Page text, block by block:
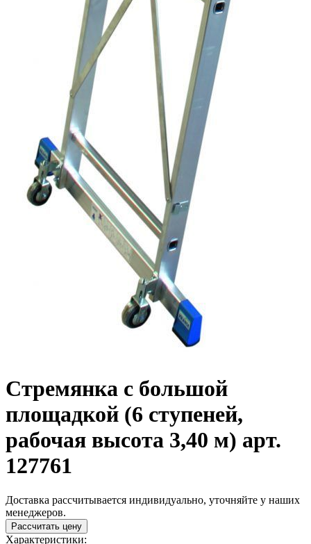
Стремянка с большой
площадкой (6 ступеней,
рабочая высота 3,40 м) арт.
127761
Доставка рассчитывается индивидуально, уточняйте у наших
менеджеров.
Рассчитать цену
Характеристики: